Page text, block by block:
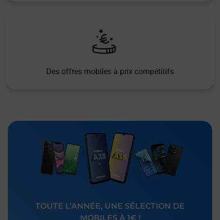
Des offres mobiles à prix compétitifs
TOUTE L’ANNÉE, UNE SÉLECTION DE
MOBILES À 1€ !